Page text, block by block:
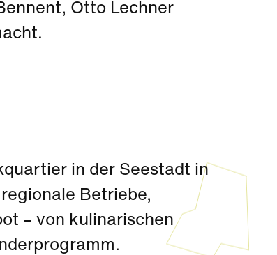
Otto Lechner
in der Seestadt in
Betriebe,
– von kulinarischen